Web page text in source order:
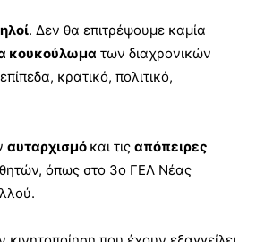
. Δεν θα επιτρέψουμε καμία
κουκούλωμα των διαχρονικών
κρατικό, πολιτικό,
αυταρχισμό και τις απόπειρες
όπως στο 3ο ΓΕΛ Νέας